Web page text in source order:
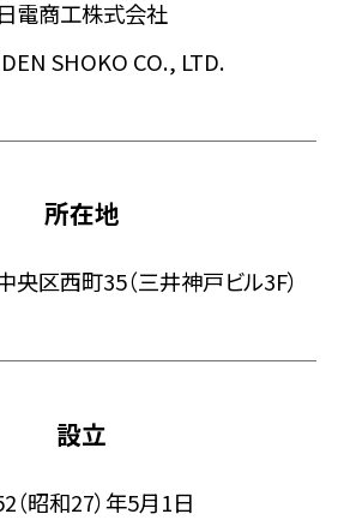
日電商工株式会社
SHOKO CO., LTD.
所在地
区西町35（三井神戸ビル3F）
設立
（昭和27）年5月1日